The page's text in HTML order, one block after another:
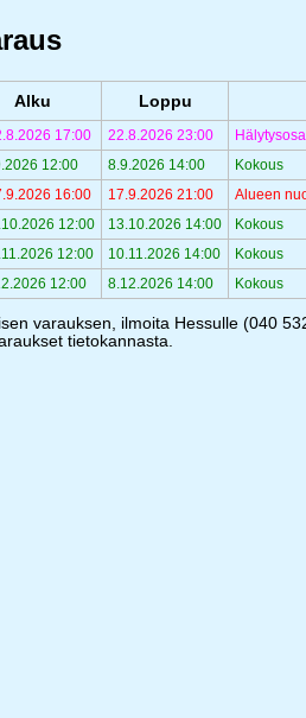
Alku Loppu
17:00 22.8.2026 23:00
12:00 8.9.2026 14:00
Kokous
16:00 17.9.2026 21:00
Alueen
12:00 13.10.2026 14:00
Kokous
12:00 10.11.2026 14:00
Kokous
12:00 8.12.2026 14:00 Kokous
varauksen, ilmoita Hessulle (040
tietokannasta.